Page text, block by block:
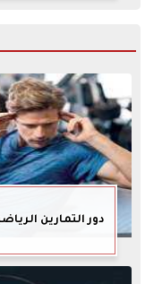
دور التمارين